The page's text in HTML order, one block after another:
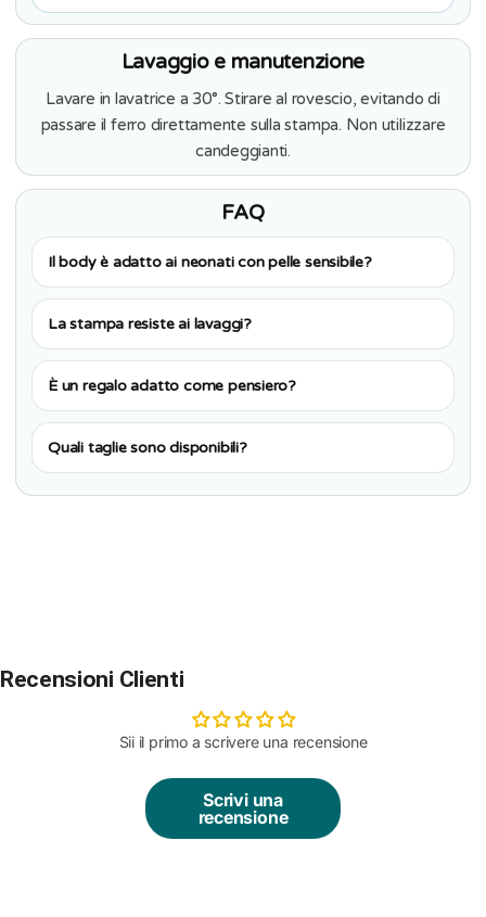
Lavaggio e manutenzione
Lavare in lavatrice a 30°. Stirare al rovescio, evitando di
passare il ferro direttamente sulla stampa. Non utilizzare
candeggianti.
FAQ
Il body è adatto ai neonati con pelle sensibile?
La stampa resiste ai lavaggi?
È un regalo adatto come pensiero?
Quali taglie sono disponibili?
Recensioni Clienti
Sii il primo a scrivere una recensione
Scrivi una
recensione